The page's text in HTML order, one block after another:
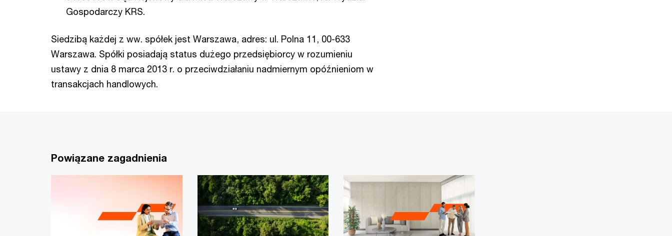
Gospodarczy KRS.
Siedzibą każdej z ww. spółek jest Warszawa, adres: ul. Polna 11, 00-633
Warszawa. Spółki posiadają status dużego przedsiębiorcy w rozumieniu
ustawy z dnia 8 marca 2013 r. o przeciwdziałaniu nadmiernym opóźnieniom w
transakcjach handlowych.
Powiązane zagadnienia